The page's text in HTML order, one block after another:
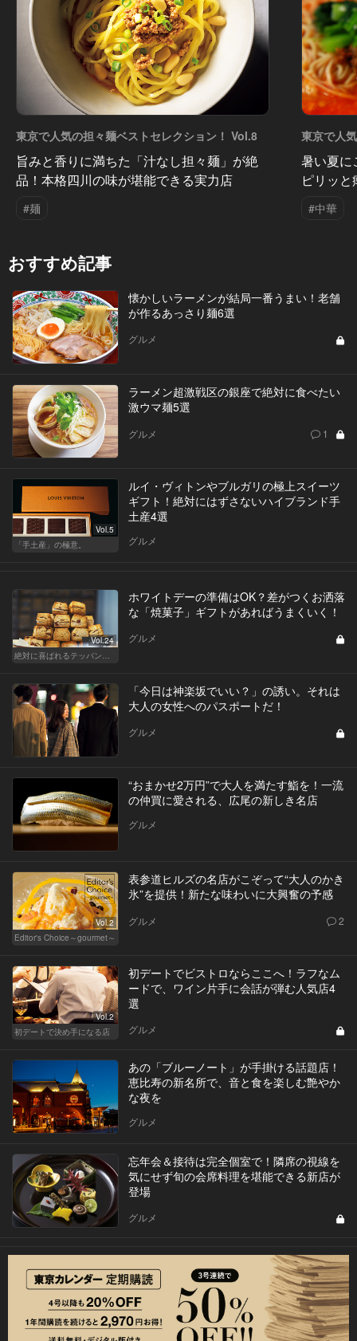
東京で人気の担々麺ベストセレクション！ Vol.8
旨みと香りに満ちた「汁なし担々麺」が絶
品！本格四川の味が堪能できる実力店
#麺
東京で人
Vol.7
暑い夏に
ピリッ
#中華
おすすめ記事
懐かしいラーメンが結局一番うまい！老舗
が作るあっさり麺6選
グルメ
ラーメン超激戦区の銀座で絶対に食べたい
激ウマ麺5選
グルメ 1
Vol.5
「手土産」の極意。
ルイ・ヴィトンやブルガリの極上スイーツ
ギフト！絶対にはずさないハイブランド手
土産4選
グルメ
Vol.24
絶対に喜ばれるテッパン手土産
ホワイトデーの準備はOK？差がつくお洒落
な「焼菓子」ギフトがあればうまくいく！
グルメ
「今日は神楽坂でいい？」の誘い。それは
大人の女性へのパスポートだ！
グルメ
“おまかせ2万円”で大人を満たす鮨を！一流
の仲買に愛される、広尾の新しき名店
グルメ
Vol.2
Editor's Choice～gourmet～
表参道ヒルズの名店がこぞって“大人のかき
氷”を提供！新たな味わいに大興奮の予感
グルメ 2
Vol.2
初デートで決め手になる店
初デートでビストロならここへ！ラフなム
ードで、ワイン片手に会話が弾む人気店4
選
グルメ
あの「ブルーノート」が手掛ける話題店！
恵比寿の新名所で、音と食を楽しむ艶やか
な夜を
グルメ
忘年会＆接待は完全個室で！隣席の視線を
気にせず旬の会席料理を堪能できる新店が
登場
グルメ